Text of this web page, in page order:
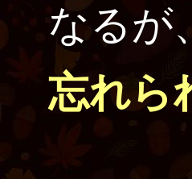
なるが
忘れら